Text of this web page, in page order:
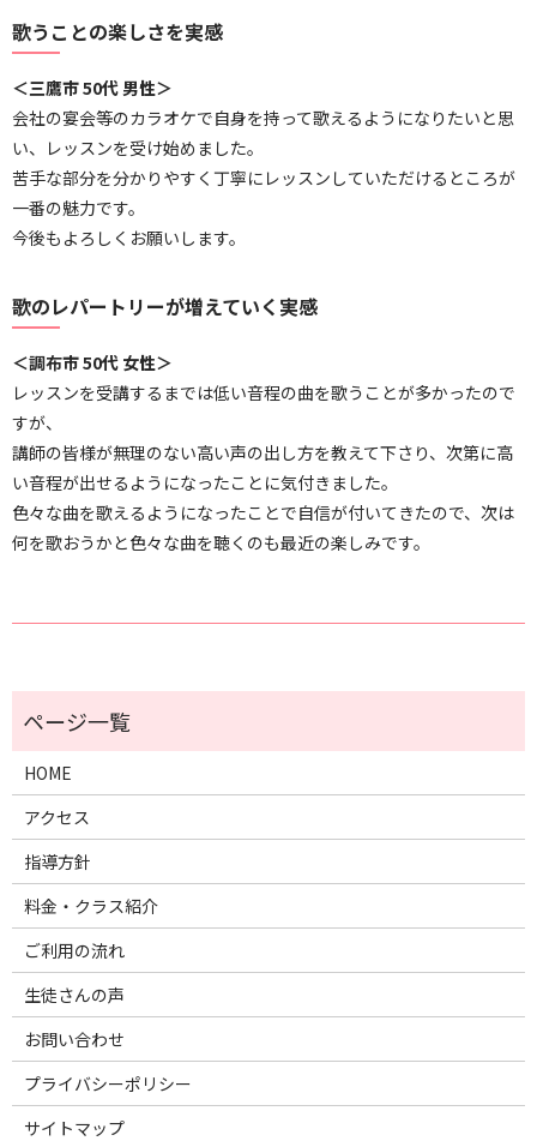
歌うことの楽しさを実感
＜三鷹市 50代 男性＞
会社の宴会等のカラオケで自身を持って歌えるようになりたいと思
い、レッスンを受け始めました。
苦手な部分を分かりやすく丁寧にレッスンしていただけるところが
一番の魅力です。
今後もよろしくお願いします。
歌のレパートリーが増えていく実感
＜調布市 50代 女性＞
レッスンを受講するまでは低い音程の曲を歌うことが多かったので
すが、
講師の皆様が無理のない高い声の出し方を教えて下さり、次第に高
い音程が出せるようになったことに気付きました。
色々な曲を歌えるようになったことで自信が付いてきたので、次は
何を歌おうかと色々な曲を聴くのも最近の楽しみです。
HOME
アクセス
指導方針
料金・クラス紹介
ご利用の流れ
生徒さんの声
お問い合わせ
プライバシーポリシー
サイトマップ